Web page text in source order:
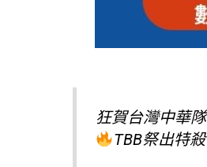
狂賀台灣中華
TBB祭出特